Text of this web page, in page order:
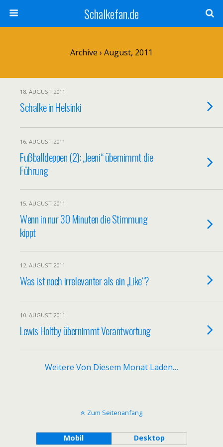
Schalkefan.de
Archive › August, 2011
18. AUGUST 2011
Schalke in Helsinki
16. AUGUST 2011
Fußballdeppen (2): „leeni“ übernimmt die
Führung
15. AUGUST 2011
Wenn in nur 30 Minuten die Stimmung
kippt
12. AUGUST 2011
Was ist noch irrelevanter als ein „Like“?
10. AUGUST 2011
Lewis Holtby übernimmt Verantwortung
Weitere Von Diesem Monat Laden…
Zum Seitenanfang
Mobil Desktop